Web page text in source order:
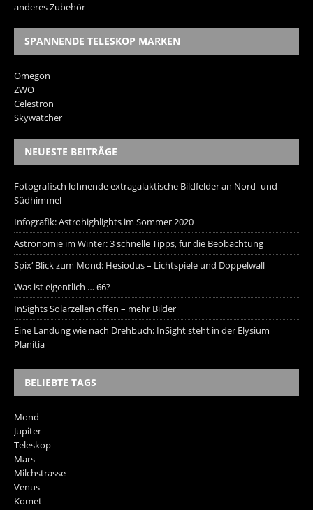
anderes Zubehör
SPANNENDE TELESKOP MARKEN
Omegon
ZWO
Celestron
Skywatcher
NEUESTE BEITRÄGE
Fotografisch lohnende extragalaktische Bildfelder an Nord- und
Südhimmel
Infografik: Astrohighlights im Sommer 2020
Astronomie im Winter: 3 schnelle Tipps, für die Beobachtung
Spix‘ Blick zum Mond: Hesiodus – Lichtspiele und Doppelwall
Was ist eigentlich … 66?
InSights Solarzellen offen – mehr Bilder
Eine Landung wie nach Drehbuch: InSight steht in der Elysium
Planitia
BELIEBTE TAGS
Mond
Jupiter
Teleskop
Mars
Milchstrasse
Venus
Komet